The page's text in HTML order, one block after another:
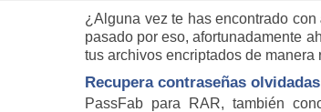
¿Alguna vez te has encontrado con
pasado por eso, afortunadamente
tus archivos encriptados de manera
Recupera contraseñas
PassFab para RAR, también